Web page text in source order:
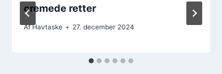
cremede retter
AfHavtaske 27. december 2024